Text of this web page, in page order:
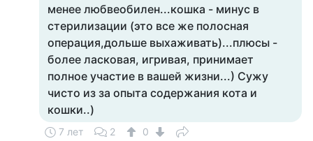
менее любвеобилен...кошка - минус в
стерилизации (это все же полосная
операция,дольше выхаживать)...плюсы -
более ласковая, игривая, принимает
полное участие в вашей жизни...) Сужу
чисто из за опыта содержания кота и
кошки..)
7 лет 2 0